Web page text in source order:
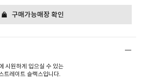
구매가능매장 확인
시원하게 입으실 수 있는
트레이트 슬랙스입니다.